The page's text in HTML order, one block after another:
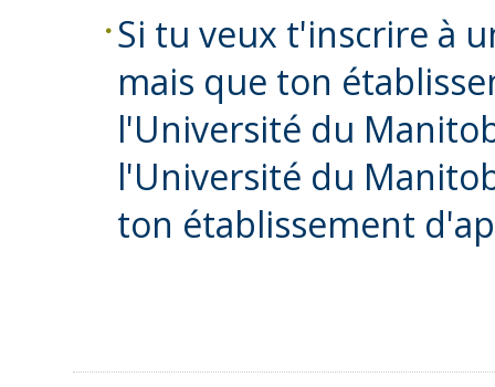
Si tu veux t'inscrire à
mais que ton
l'Université du
l'Université du
ton établissement